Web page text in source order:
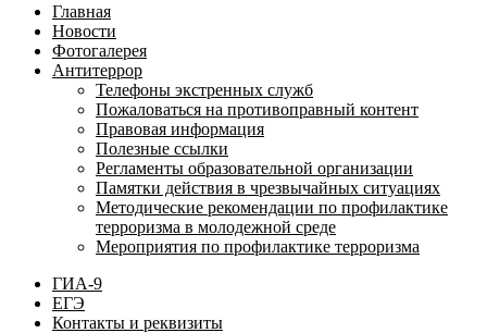
Главная
Новости
Фотогалерея
Антитеррор
Телефоны экстренных служб
Пожаловаться на противоправный контент
Правовая информация
Полезные ссылки
Регламенты образовательной организации
Памятки действия в чрезвычайных ситуациях
Методические рекомендации по профилактике
терроризма в молодежной среде
Мероприятия по профилактике терроризма
ГИА-9
ЕГЭ
Контакты и реквизиты